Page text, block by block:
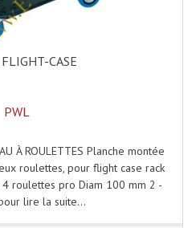
Pieds De Régie
D'enceintes
Audio Vidéo
Multi-Canaux
CASE
PWL
À ROULETTES Planche montée
roulettes, pour flight case rack
roulettes pro Diam 100 mm 2 -
lire la suite...